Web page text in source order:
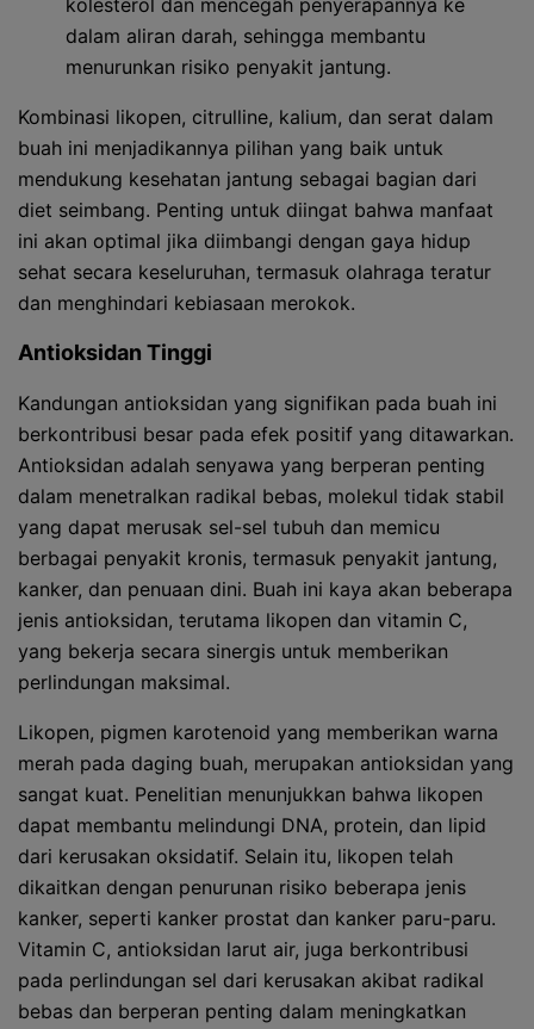
kolesterol dan mencegah penyerapannya ke
dalam aliran darah, sehingga membantu
menurunkan risiko penyakit jantung.
Kombinasi likopen, citrulline, kalium, dan serat dalam
buah ini menjadikannya pilihan yang baik untuk
mendukung kesehatan jantung sebagai bagian dari
diet seimbang. Penting untuk diingat bahwa manfaat
ini akan optimal jika diimbangi dengan gaya hidup
sehat secara keseluruhan, termasuk olahraga teratur
dan menghindari kebiasaan merokok.
Antioksidan Tinggi
Kandungan antioksidan yang signifikan pada buah ini
berkontribusi besar pada efek positif yang ditawarkan.
Antioksidan adalah senyawa yang berperan penting
dalam menetralkan radikal bebas, molekul tidak stabil
yang dapat merusak sel-sel tubuh dan memicu
berbagai penyakit kronis, termasuk penyakit jantung,
kanker, dan penuaan dini. Buah ini kaya akan beberapa
jenis antioksidan, terutama likopen dan vitamin C,
yang bekerja secara sinergis untuk memberikan
perlindungan maksimal.
Likopen, pigmen karotenoid yang memberikan warna
merah pada daging buah, merupakan antioksidan yang
sangat kuat. Penelitian menunjukkan bahwa likopen
dapat membantu melindungi DNA, protein, dan lipid
dari kerusakan oksidatif. Selain itu, likopen telah
dikaitkan dengan penurunan risiko beberapa jenis
kanker, seperti kanker prostat dan kanker paru-paru.
Vitamin C, antioksidan larut air, juga berkontribusi
pada perlindungan sel dari kerusakan akibat radikal
bebas dan berperan penting dalam meningkatkan